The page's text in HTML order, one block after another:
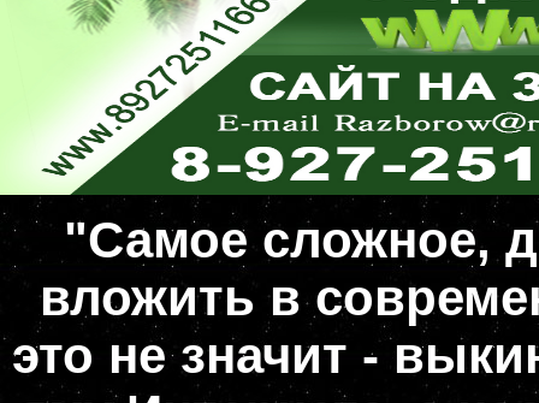
"Самое сложное,
вложить в
это не значит -